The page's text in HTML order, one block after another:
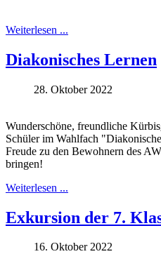
Weiterlesen ...
Diakonisches Lernen
28. Oktober 2022
Wunderschöne, freundliche
Schüler im Wahlfach
Freude zu den Bewohnern des
bringen!
Weiterlesen ...
Exkursion der 7.
16. Oktober 2022